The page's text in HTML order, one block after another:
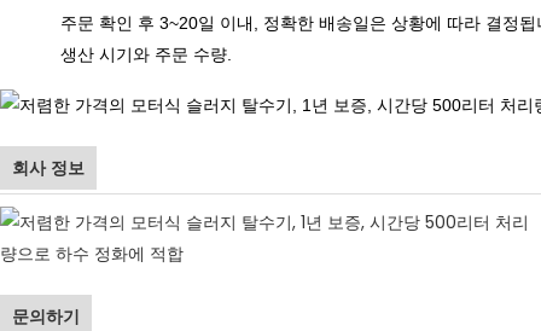
주문 확인 후 3~20일 이내, 정확한 배송일은 상황에 따라 결정됩
생산 시기와 주문 수량.
회사 정보
문의하기